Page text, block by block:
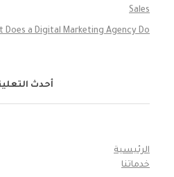
Sales
Does a Digital Marketing Agency Do?
أحدث
الرئيسية
خدماتنا